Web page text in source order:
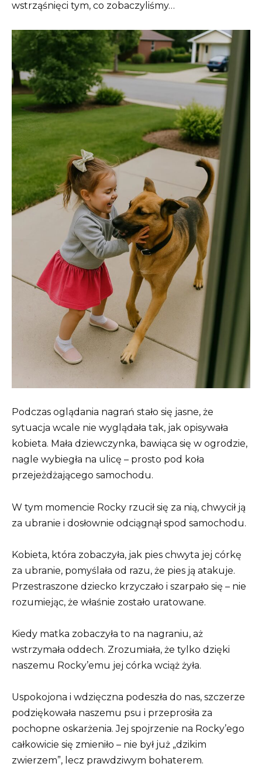
wstrząśnięci tym, co zobaczyliśmy…
Podczas oglądania nagrań stało się jasne, że
sytuacja wcale nie wyglądała tak, jak opisywała
kobieta. Mała dziewczynka, bawiąca się w ogrodzie,
nagle wybiegła na ulicę – prosto pod koła
przejeżdżającego samochodu.
W tym momencie Rocky rzucił się za nią, chwycił ją
za ubranie i dosłownie odciągnął spod samochodu.
Kobieta, która zobaczyła, jak pies chwyta jej córkę
za ubranie, pomyślała od razu, że pies ją atakuje.
Przestraszone dziecko krzyczało i szarpało się – nie
rozumiejąc, że właśnie zostało uratowane.
Kiedy matka zobaczyła to na nagraniu, aż
wstrzymała oddech. Zrozumiała, że tylko dzięki
naszemu Rocky’emu jej córka wciąż żyła.
Uspokojona i wdzięczna podeszła do nas, szczerze
podziękowała naszemu psu i przeprosiła za
pochopne oskarżenia. Jej spojrzenie na Rocky’ego
całkowicie się zmieniło – nie był już „dzikim
zwierzem”, lecz prawdziwym bohaterem.